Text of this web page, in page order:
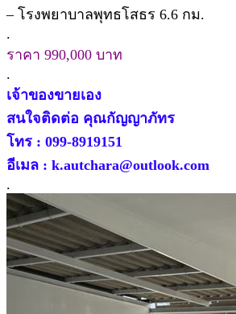
– โรงพยาบาลพุทธโสธร 6.6 กม.
.
ราคา 990,000 บาท
.
เจ้าของขายเอง
สนใจติดต่อ คุณกัญญาภัทร
โทร : 099-8919151
อีเมล : k.autchara@outlook.com
.